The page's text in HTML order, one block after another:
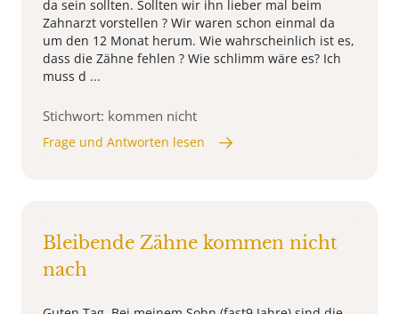
da sein sollten. Sollten wir ihn lieber mal beim
Zahnarzt vorstellen ? Wir waren schon einmal da
um den 12 Monat herum. Wie wahrscheinlich ist es,
dass die Zähne fehlen ? Wie schlimm wäre es? Ich
muss d ...
Stichwort: kommen nicht
Frage und Antworten lesen
Bleibende Zähne kommen nicht
nach